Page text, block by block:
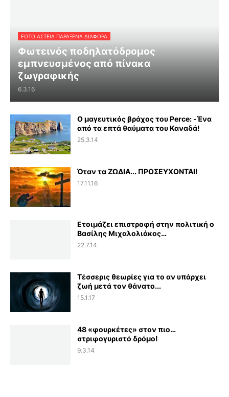
FOTO ΑΣΤΕΙΑ ΠΑΡΑΞΕΝΑ ΔΙΑΦΟΡΑ
Φωτεινός ποδηλατόδρομος
εμπνευσμένος από πίνακα
ζωγραφικής
6.3.16
Ο μαγευτικός βράχος του Perce: -Ένα
από τα επτά θαύματα του Καναδά!
25.3.14
Όταν τα ΖΩΔΙΑ... ΠΡΟΣΕΥΧΟΝΤΑΙ!
17.11.16
Ετοιμάζει επιστροφή στην πολιτική ο
Βασίλης Μιχαλολιάκος…
22.7.14
Τέσσερις θεωρίες για το αν υπάρχει
ζωή μετά τον θάνατο...
15.1.17
48 «φουρκέτες» στον πιο…
στριφογυριστό δρόμο!
9.3.14